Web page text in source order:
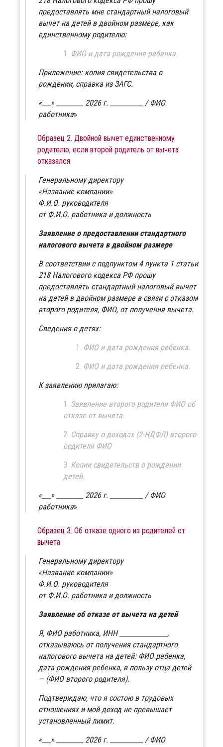
предоставлять мне стандартный налоговый
вычет на детей в двойном размере, как
единственному родителю:
ФИО и дата рождения ребенка.
Приложение: копия свидетельства о
рождении, справка из ЗАГС.
«___» _________ 2026 г. ___________ / ФИО
работника
Образец 2. Двойной вычет единственному
родителю, если второй родитель от вычета
отказался
Генеральному директору
«Название компании»
Ф.И.О. руководителя
от Ф.И.О. работника и должность
Заявление о предоставлении стандартного
налогового вычета в двойном размере
В соответствии с подпунктом 4 пункта 1 статьи
218 Налогового кодекса РФ прошу
предоставлять стандартный налоговый вычет
на детей в двойном размере в связи с отказом
второго родителя, ФИО, от получения вычета.
Сведения о детях:
ФИО и дата рождения ребенка.
ФИО и дата рождения ребенка.
К заявлению прилагаю:
Заявление второго родителя ФИО об
отказе от вычета.
Справку о доходах (2-НДФЛ) второго
родителя ФИО
Копии свидетельств о рождении
детей.
«___» _________ 2026 г. ___________ / ФИО
работника
Образец 3. Об отказе одного из родителей от
вычета
Генеральному директору
«Название компании»
Ф.И.О. руководителя
от Ф.И.О. работника и должность
Заявление об отказе от вычета на детей
Я, ФИО работника, ИНН ________________,
отказываюсь от получения стандартного
налогового вычета на детей: ФИО ребенка,
дата рождения ребенка, в пользу отца детей
— (ФИО второго родителя).
Подтверждаю, что я состою в трудовых
отношениях и мой доход не превышает
установленный лимит.
«___» _________ 2026 г. ___________ / ФИО